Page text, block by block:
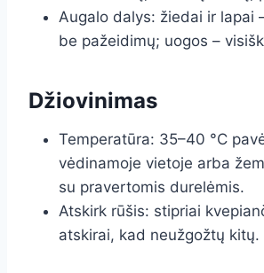
Augalo dalys: žiedai ir lapai
be pažeidimų; uogos –
Džiovinimas
Temperatūra: 35–40 °C
vėdinamoje vietoje arba
su pravertomis durelėmis.
Atskirk rūšis: stipriai
atskirai, kad neužgožtų kitų.